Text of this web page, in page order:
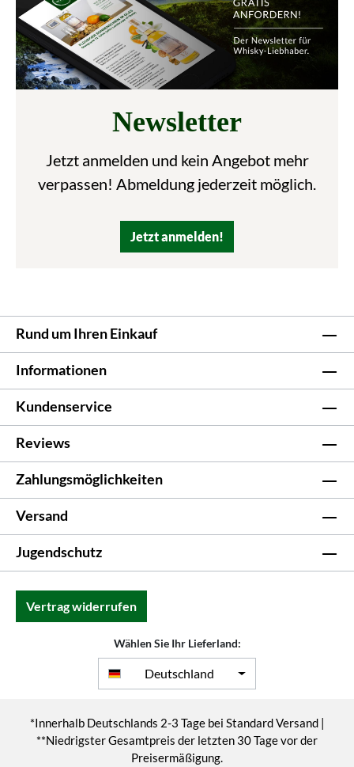
Newsletter
Jetzt anmelden und kein Angebot mehr
verpassen! Abmeldung jederzeit möglich.
Jetzt anmelden!
Rund um Ihren Einkauf
Informationen
Kundenservice
Reviews
Zahlungsmöglichkeiten
Versand
Jugendschutz
Vertrag widerrufen
Wählen Sie Ihr Lieferland:
Deutschland
*Innerhalb Deutschlands 2-3 Tage bei Standard Versand |
**Niedrigster Gesamtpreis der letzten 30 Tage vor der
Preisermäßigung.